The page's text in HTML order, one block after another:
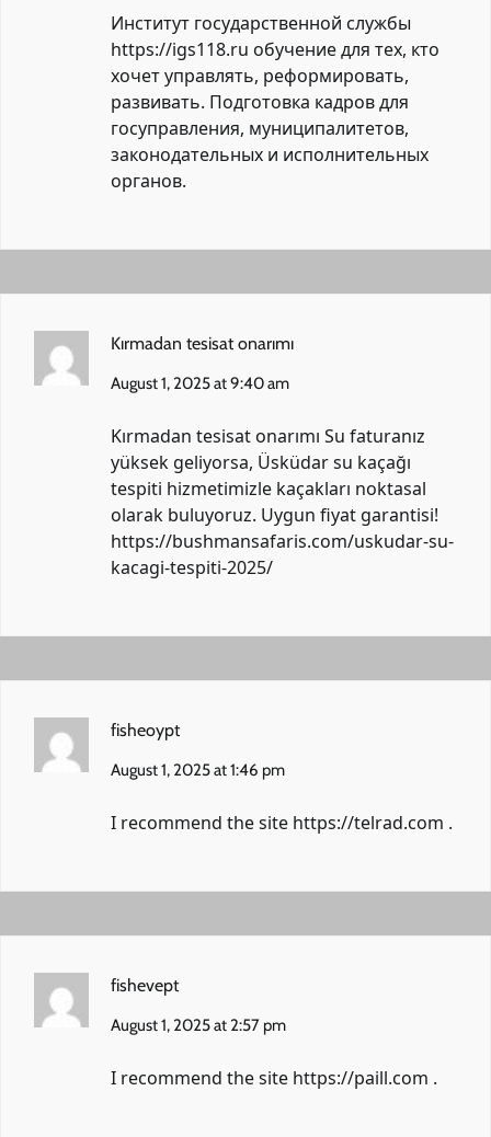
Институт государственной службы
https://igs118.ru обучение для тех, кто
хочет управлять, реформировать,
развивать. Подготовка кадров для
госуправления, муниципалитетов,
законодательных и исполнительных
органов.
Kırmadan tesisat onarımı
August 1, 2025 at 9:40 am
Kırmadan tesisat onarımı Su faturanız
yüksek geliyorsa, Üsküdar su kaçağı
tespiti hizmetimizle kaçakları noktasal
olarak buluyoruz. Uygun fiyat garantisi!
https://bushmansafaris.com/uskudar-su-
kacagi-tespiti-2025/
fisheoypt
August 1, 2025 at 1:46 pm
I recommend the site https://telrad.com .
fishevept
August 1, 2025 at 2:57 pm
I recommend the site https://paill.com .